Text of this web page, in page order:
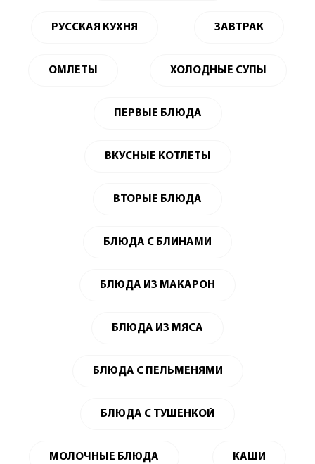
РУССКАЯ КУХНЯ ЗАВТРАК
ОМЛЕТЫ ХОЛОДНЫЕ СУПЫ
ПЕРВЫЕ БЛЮДА
ВКУСНЫЕ КОТЛЕТЫ
ВТОРЫЕ БЛЮДА
БЛЮДА С БЛИНАМИ
БЛЮДА ИЗ МАКАРОН
БЛЮДА ИЗ МЯСА
БЛЮДА С ПЕЛЬМЕНЯМИ
БЛЮДА С ТУШЕНКОЙ
МОЛОЧНЫЕ БЛЮДА КАШИ